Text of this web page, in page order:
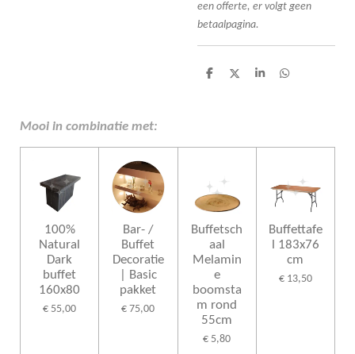
een offerte, er volgt geen
betaalpagina.
D
D
S
D
Mooi in combinatie met:
100%
Natural
Dark
buffet
160x80
€ 55,00
Bar- /
Buffet
Decoratie
| Basic
pakket
€ 75,00
Buffetsch
aal
Melamin
e
boomsta
m rond
55cm
€ 5,80
Buffettafe
l 183x76
cm
€ 13,50